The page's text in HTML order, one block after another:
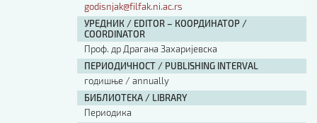
godisnjak@filfak.ni.ac.rs
УРЕДНИК / EDITOR – КООРДИНАТОР /
COORDINATOR
Проф. др Драгана Захаријевска
ПЕРИОДИЧНОСТ / PUBLISHING INTERVAL
годишње / annually
БИБЛИОТЕКА / LIBRARY
Периодика